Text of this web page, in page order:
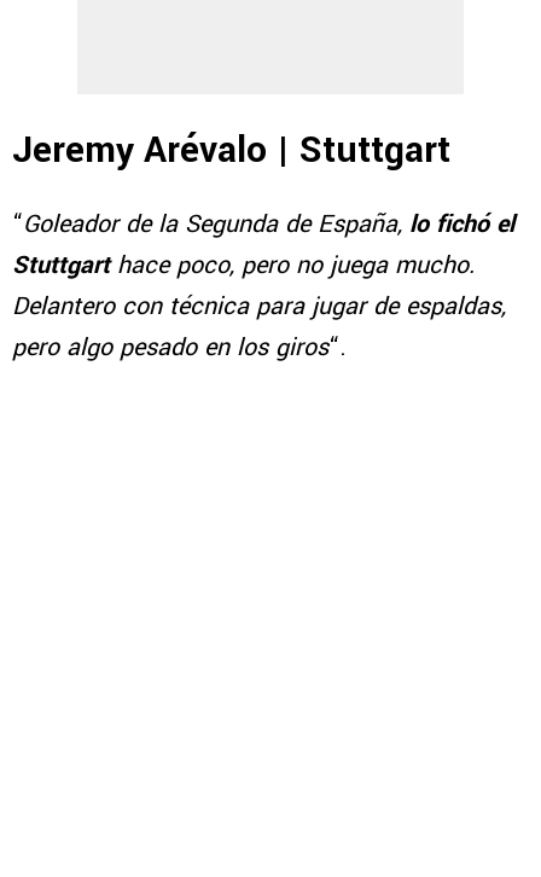
Jeremy Arévalo | Stuttgart
“Goleador de la Segunda de España, lo fichó el
Stuttgarthace poco, pero no juega mucho.
Delantero con técnica para jugar de espaldas,
pero algo pesado en los giros“.